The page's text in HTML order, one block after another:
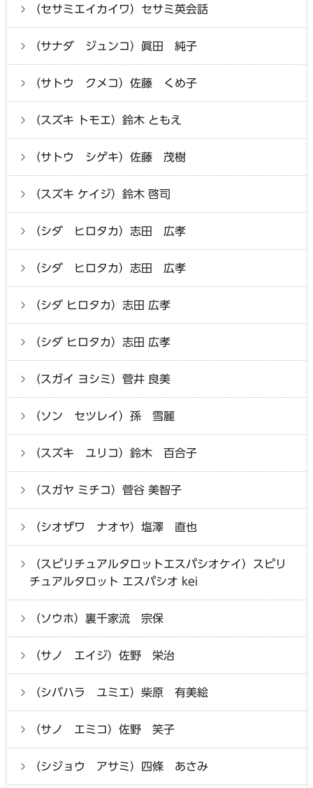
（セサミエイカイワ）セサミ英会話
（サナダ ジュンコ）眞田 純子
（サトウ クメコ）佐藤 くめ子
（スズキ トモエ）鈴木 ともえ
（サトウ シゲキ）佐藤 茂樹
（スズキ ケイジ）鈴木 啓司
（シダ ヒロタカ）志田 広孝
（シダ ヒロタカ）志田 広孝
（シダ ヒロタカ）志田 広孝
（シダ ヒロタカ）志田 広孝
（スガイ ヨシミ）菅井 良美
（ソン セツレイ）孫 雪麗
（スズキ ユリコ）鈴木 百合子
（スガヤ ミチコ）菅谷 美智子
（シオザワ ナオヤ）塩澤 直也
（スピリチュアルタロットエスパシオケイ）スピリ
チュアルタロット エスパシオ kei
（ソウホ）裏千家流 宗保
（サノ エイジ）佐野 栄治
（シバハラ ユミエ）柴原 有美絵
（サノ エミコ）佐野 笑子
（シジョウ アサミ）四條 あさみ